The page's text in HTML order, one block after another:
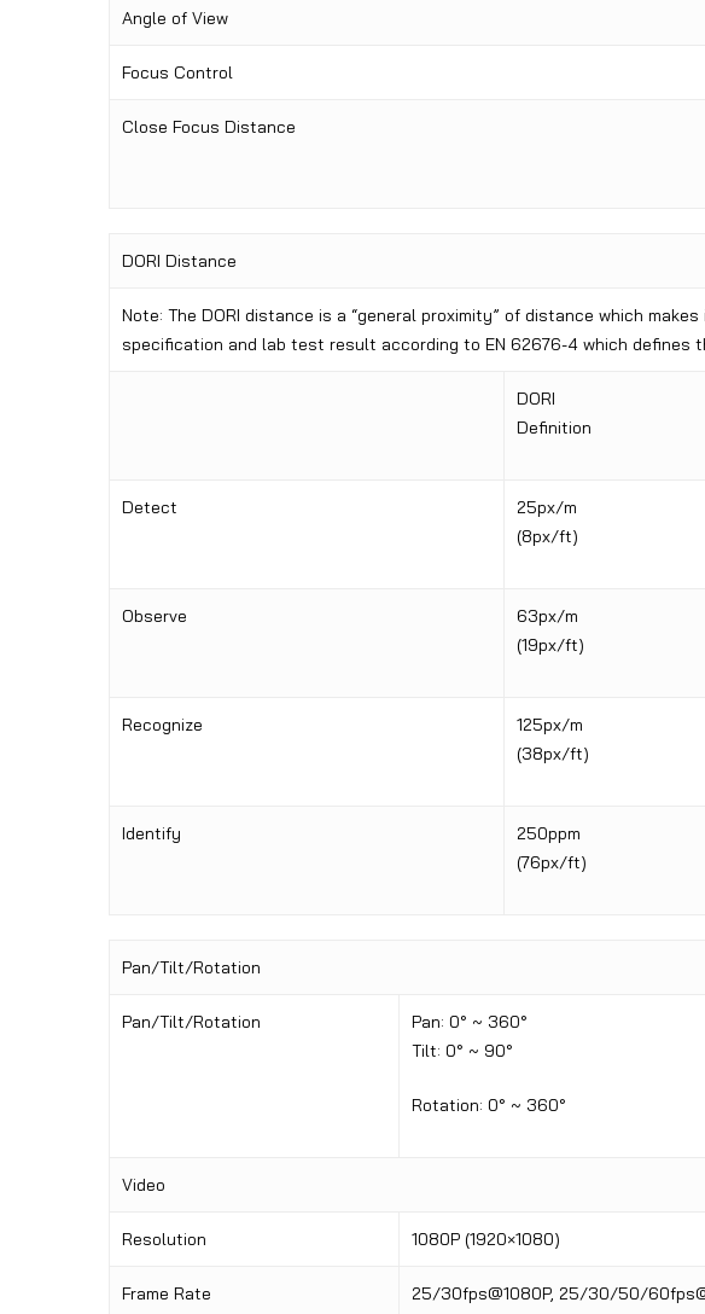
Angle of View
Focus Control
Close Focus Distance
DORI Distance
Note: The DORI distance is a “general proximity” of distance which
specification and lab test result according to EN 62676-4 which defines
DORI
Definition
Detect
25px/m
(8px/ft)
Observe
63px/m
(19px/ft)
Recognize
125px/m
(38px/ft)
Identify
250ppm
(76px/ft)
Pan/Tilt/Rotation
Pan/Tilt/Rotation
Pan: 0° ~ 360°
Tilt: 0° ~ 90°
Rotation: 0° ~ 360°
Video
Resolution 1080P (1920×1080)
Frame Rate 25/30fps@1080P, 25/30/50/